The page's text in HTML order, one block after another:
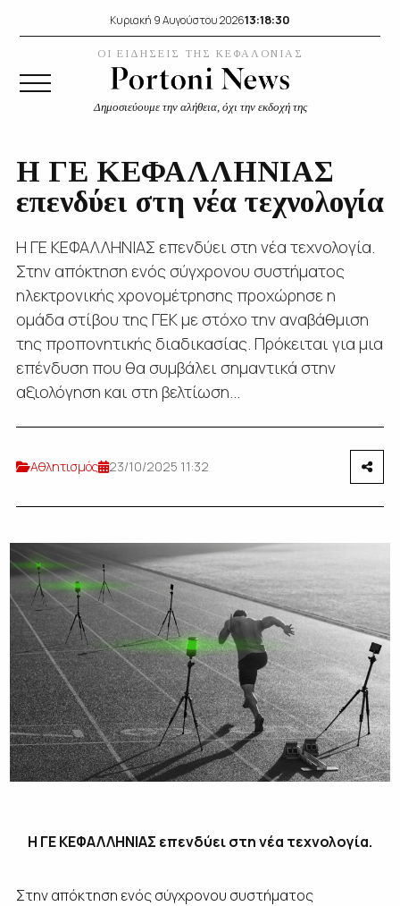
Κυριακή 9 Αυγούστου 202613:18:31
ΟΙ ΕΙΔΗΣΕΙΣ ΤΗΣ ΚΕΦΑΛΟΝΙΑΣ
Δημοσιεύουμε την αλήθεια, όχι την εκδοχή της
Η ΓΕ ΚΕΦΑΛΛΗΝΙΑΣ
επενδύει στη νέα τεχνολογία
Η ΓΕ ΚΕΦΑΛΛΗΝΙΑΣ επενδύει στη νέα τεχνολογία.
Στην απόκτηση ενός σύγχρονου συστήματος
ηλεκτρονικής χρονομέτρησης προχώρησε η
ομάδα στίβου της ΓΕΚ με στόχο την αναβάθμιση
της προπονητικής διαδικασίας. Πρόκειται για μια
επένδυση που θα συμβάλει σημαντικά στην
αξιολόγηση και στη βελτίωση...
Αθλητισμός 23/10/2025 11:32
Η ΓΕ ΚΕΦΑΛΛΗΝΙΑΣ επενδύει στη νέα τεχνολογία.
Στην απόκτηση ενός σύγχρονου συστήματος